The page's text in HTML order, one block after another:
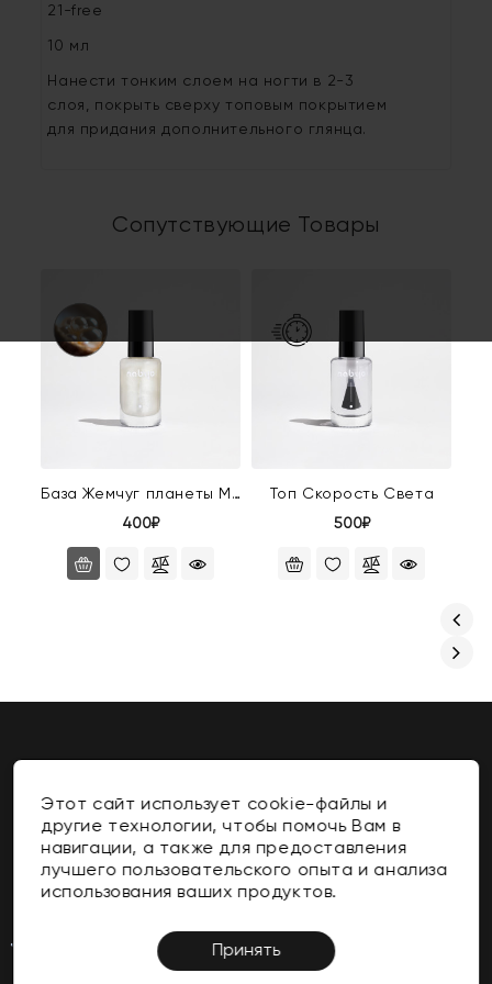
21-free
10 мл
Нанести тонким слоем на ногти в 2-3
слоя, покрыть сверху топовым покрытием
для придания дополнительного глянца.
Сопутствующие Товары
База Жемчуг планеты Мюл
400₽
Топ Скорость Света
500₽
Этот сайт использует cookie-файлы и
другие технологии, чтобы помочь Вам в
навигации, а также для предоставления
лучшего пользовательского опыта и анализа
использования ваших продуктов.
Принять
Контакты
Личный Кабинет
Поддержка Клиентов